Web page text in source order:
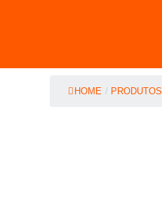
HOME / PRODUTOS